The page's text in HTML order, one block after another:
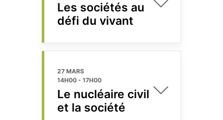
Les sociétés au
défi du vivant
27 MARS
14H00 - 17H00
Le nucléaire civil
et la société